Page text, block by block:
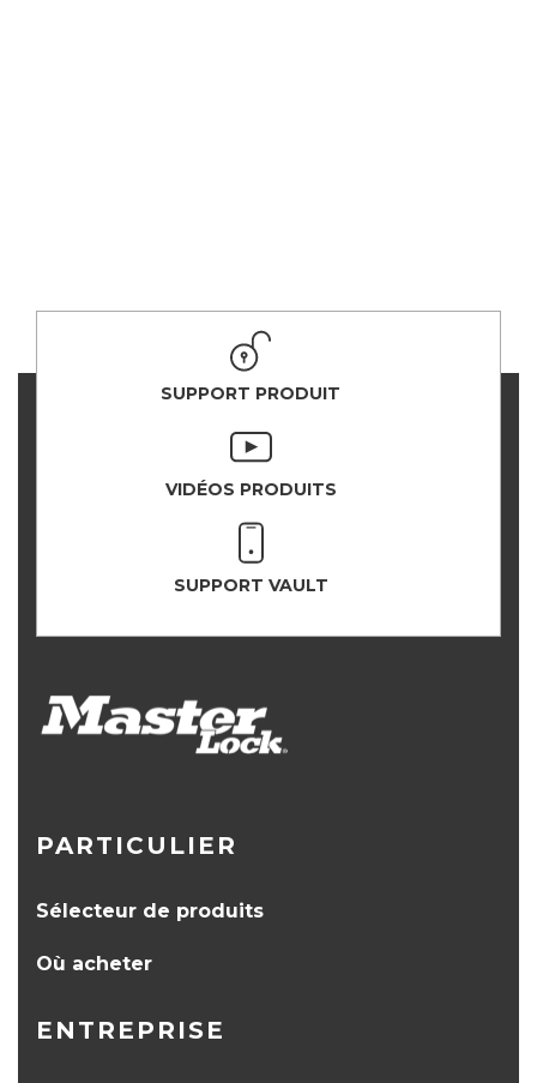
SUPPORT PRODUIT
VIDÉOS PRODUITS
SUPPORT VAULT
PARTICULIER
Sélecteur de produits
Où acheter
ENTREPRISE